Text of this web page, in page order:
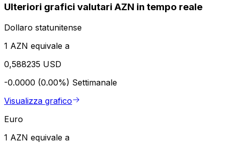
Ulteriori grafici valutari AZN in tempo reale
Dollaro statunitense
1 AZN equivale a
0,588235 USD
-0.0000 (0.00%) Settimanale
Visualizza grafico
Euro
1 AZN equivale a